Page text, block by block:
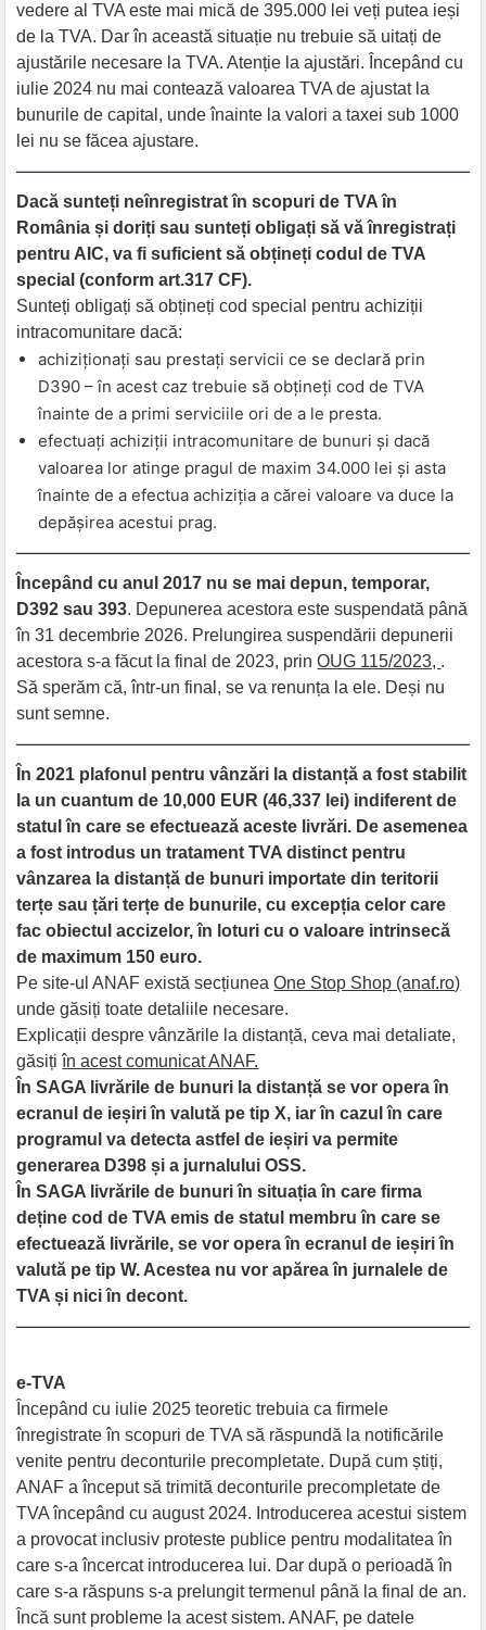
vedere al TVA este mai mică de 395.000 lei veți putea ieși
de la TVA. Dar în această situație nu trebuie să uitați de
ajustările necesare la TVA. Atenție la ajustări. Începând cu
iulie 2024 nu mai contează valoarea TVA de ajustat la
bunurile de capital, unde înainte la valori a taxei sub 1000
lei nu se făcea ajustare.
Dacă sunteți neînregistrat în scopuri de TVA în
România și doriți sau sunteți obligați să vă înregistrați
pentru AIC, va fi suficient să obțineți codul de TVA
special (conform art.317 CF).
Sunteți obligați să obțineți cod special pentru achiziții
intracomunitare dacă:
achiziționați sau prestați servicii ce se declară prin
D390 – în acest caz trebuie să obțineți cod de TVA
înainte de a primi serviciile ori de a le presta.
efectuați achiziții intracomunitare de bunuri și dacă
valoarea lor atinge pragul de maxim 34.000 lei și asta
înainte de a efectua achiziția a cărei valoare va duce la
depășirea acestui prag.
Începând cu anul 2017 nu se mai depun, temporar,
D392 sau 393. Depunerea acestora este suspendată până
în 31 decembrie 2026. Prelungirea suspendării depunerii
acestora s-a făcut la final de 2023, prinOUG 115/2023, .
Să sperăm că, într-un final, se va renunța la ele. Deși nu
sunt semne.
În 2021 plafonul pentru vânzări la distanță a fost stabilit
la un cuantum de 10,000 EUR (46,337 lei) indiferent de
statul în care se efectuează aceste livrări. De asemenea
a fost introdus un tratament TVA distinct pentru
vânzarea la distanță de bunuri importate din teritorii
terțe sau țări terțe de bunurile, cu excepția celor care
fac obiectul accizelor, în loturi cu o valoare intrinsecă
de maximum 150 euro.
Pe site-ul ANAF există secțiuneaOne Stop Shop (anaf.ro)
unde găsiți toate detaliile necesare.
Explicații despre vânzările la distanță, ceva mai detaliate,
găsițiîn acest comunicat ANAF.
În SAGA livrările de bunuri la distanță se vor opera în
ecranul de ieșiri în valută pe tip X, iar în cazul în care
programul va detecta astfel de ieșiri va permite
generarea D398 și a jurnalului OSS.
În SAGA livrările de bunuri în situația în care firma
deține cod de TVA emis de statul membru în care se
efectuează livrările, se vor opera în ecranul de ieșiri în
valută pe tip W. Acestea nu vor apărea în jurnalele de
TVA și nici în decont.
e-TVA
Începând cu iulie 2025 teoretic trebuia ca firmele
înregistrate în scopuri de TVA să răspundă la notificările
venite pentru deconturile precompletate. După cum știți,
ANAF a început să trimită deconturile precompletate de
TVA începând cu august 2024. Introducerea acestui sistem
a provocat inclusiv proteste publice pentru modalitatea în
care s-a încercat introducerea lui. Dar după o perioadă în
care s-a răspuns s-a prelungit termenul până la final de an.
Încă sunt probleme la acest sistem. ANAF, pe datele